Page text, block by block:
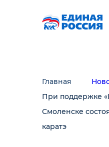
Главная
При поддержке
Смоленске
каратэ